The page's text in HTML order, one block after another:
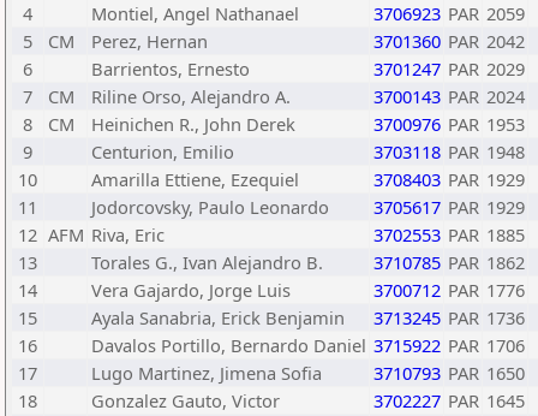
4
Montiel, Angel Nathanael 3706923 PAR 2059
5
CM Perez, Hernan 3701360 PAR 2042
6
Barrientos, Ernesto 3701247 PAR 2029
7
CM Riline Orso, Alejandro A. 3700143 PAR 2024
8
CM Heinichen R., John Derek 3700976 PAR 1953
9
Centurion, Emilio 3703118 PAR 1948
10
Amarilla Ettiene, Ezequiel 3708403 PAR 1929
11
Jodorcovsky, Paulo Leonardo 3705617 PAR 1929
12 AFM Riva, Eric 3702553 PAR 1885
13
Torales G., Ivan Alejandro B. 3710785 PAR 1862
14
Vera Gajardo, Jorge Luis 3700712 PAR 1776
15
Ayala Sanabria, Erick Benjamin 3713245 PAR 1736
16
Davalos Portillo, Bernardo Daniel 3715922 PAR 1706
17
Lugo Martinez, Jimena Sofia 3710793 PAR 1650
18
Gonzalez Gauto, Victor 3702227 PAR 1645